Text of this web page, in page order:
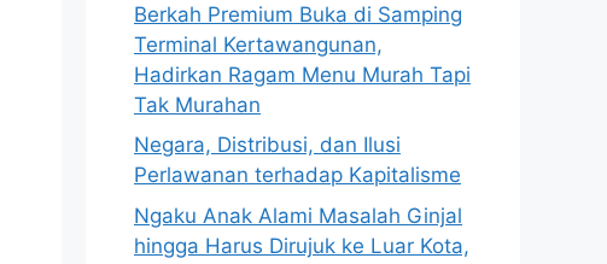
Berkah Premium Buka di Samping
Terminal Kertawangunan,
Hadirkan Ragam Menu Murah Tapi
Tak Murahan
Negara, Distribusi, dan Ilusi
Perlawanan terhadap Kapitalisme
Ngaku Anak Alami Masalah Ginjal
hingga Harus Dirujuk ke Luar Kota,